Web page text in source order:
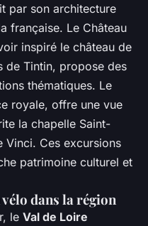
par son architecture
française. Le Château
inspiré le château de
de Tintin, propose des
thématiques. Le
royale, offre une vue
la chapelle Saint-
Vinci. Ces excursions
patrimoine culturel et
vélo dans la région
le Val de Loire